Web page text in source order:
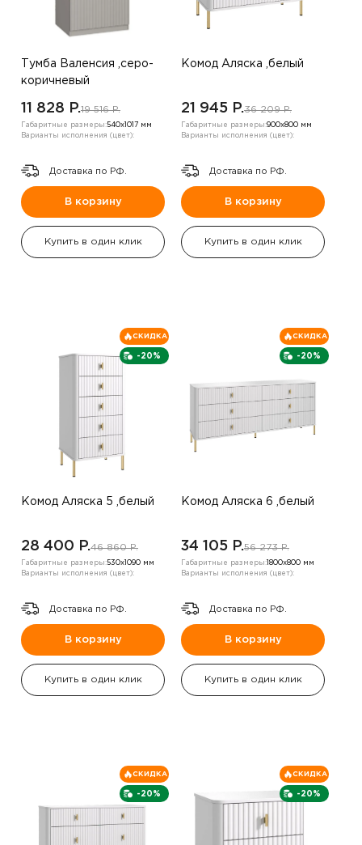
Тумба Валенсия ,серо-
коричневый
11 828 P.19 516 P.
Габаритные размеры:540х1017 мм
Варианты исполнения (цвет):
Доставка по РФ.
В корзину
Купить в один клик
Комод Аляска ,белый
21 945 P.36 209 P.
Габаритные размеры:900х800 мм
Варианты исполнения (цвет):
Доставка по РФ.
В корзину
Купить в один клик
-20%
СКИДКА
Комод Аляска 5 ,белый
28 400 P.46 860 P.
Габаритные размеры:530х1090 мм
Варианты исполнения (цвет):
Доставка по РФ.
В корзину
Купить в один клик
-20%
СКИДКА
Комод Аляска 6 ,белый
34 105 P.56 273 P.
Габаритные размеры: 1800х800 мм
Варианты исполнения (цвет):
Доставка по РФ.
В корзину
Купить в один клик
-20%
СКИДКА
-20%
СКИДКА